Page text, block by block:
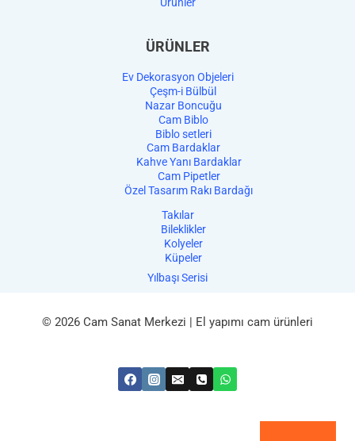
ÜRÜNLER
Ev Dekorasyon Objeleri
Çeşm-i Bülbül
Nazar Boncuğu
Cam Biblo
Biblo setleri
Cam Bardaklar
Kahve Yanı Bardaklar
Cam Pipetler
Özel Tasarım Rakı Bardağı
Takılar
Bileklikler
Kolyeler
Küpeler
Yılbaşı Serisi
© 2026 Cam Sanat Merkezi | El yapımı cam ürünleri